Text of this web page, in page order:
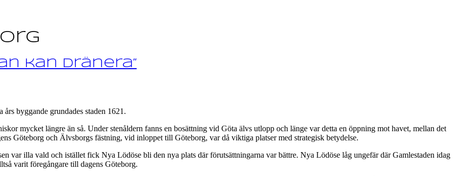
kan dränera”
byggande grundades staden 1621.
mycket längre än så. Under stenåldern fanns en bosättning vid Göta älvs utlopp och länge var detta en öppning mot havet, mellan det
Göteborg och Älvsborgs fästning, vid inloppet till Göteborg, var då viktiga platser med strategisk betydelse.
var illa vald och istället fick Nya Lödöse bli den nya plats där förutsättningarna var bättre. Nya Lödöse låg ungefär där Gamlestaden idag
varit föregångare till dagens Göteborg.